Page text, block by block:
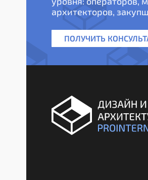
архитекторов,
ПОЛУЧИТЬ